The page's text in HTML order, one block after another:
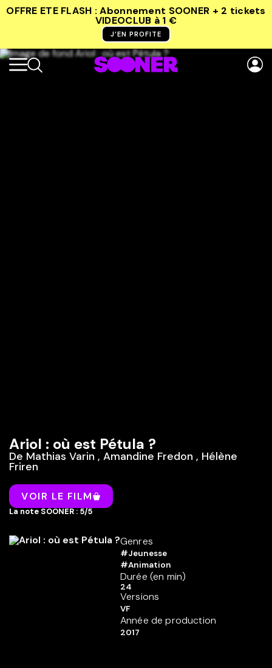
OFFRE ETE FLASH : Abonnement SOONER + 2 tickets
VIDEOCLUB à 1 €
J’EN PROFITE
Ariol : où est Pétula ?
De Mathias Varin , Amandine Fredon , Hélène
Friren
VOIR LE FILM
La note SOONER : 5/5
Genres
#Jeunesse
#Animation
Durée (en min)
24
Versions
VF
Année de production
2017